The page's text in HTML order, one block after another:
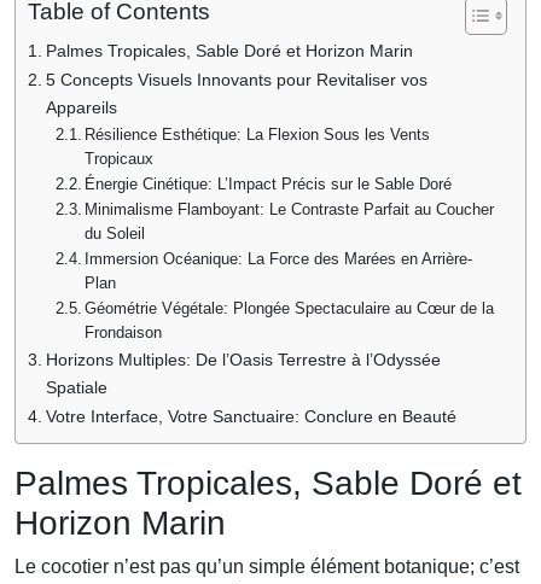
Table of Contents
Palmes Tropicales, Sable Doré et Horizon Marin
5 Concepts Visuels Innovants pour Revitaliser vos
Appareils
Résilience Esthétique: La Flexion Sous les Vents
Tropicaux
Énergie Cinétique: L’Impact Précis sur le Sable Doré
Minimalisme Flamboyant: Le Contraste Parfait au Coucher
du Soleil
Immersion Océanique: La Force des Marées en Arrière-
Plan
Géométrie Végétale: Plongée Spectaculaire au Cœur de la
Frondaison
Horizons Multiples: De l’Oasis Terrestre à l’Odyssée
Spatiale
Votre Interface, Votre Sanctuaire: Conclure en Beauté
Palmes Tropicales, Sable Doré et
Horizon Marin
Le cocotier n’est pas qu’un simple élément botanique; c’est